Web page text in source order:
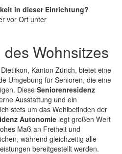
in dieser Einrichtung?
vor Ort unter
Wohnsitzes
Kanton Zürich, bietet eine
Umgebung für Senioren, die eine
Diese Seniorenresidenz
Ausstattung und ein
stets um das Wohlbefinden der
Autonomie legt großen Wert
Maß an Freiheit und
während gleichzeitig alle
bereitgestellt werden.